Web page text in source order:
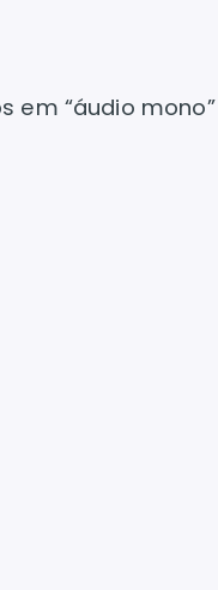
em “áudio